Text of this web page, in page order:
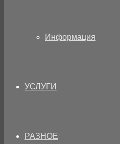
Информация
УСЛУГИ
РАЗНОЕ